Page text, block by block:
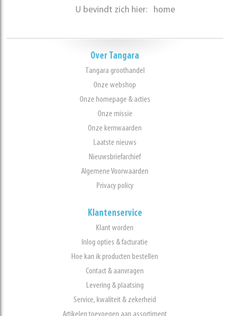
U bevindt zich hier: home
Over Tangara
Tangara groothandel
Onze webshop
Onze homepage & acties
Onze missie
Onze kernwaarden
Laatste nieuws
Nieuwsbriefarchief
Algemene Voorwaarden
Privacy policy
Klantenservice
Klant worden
Inlog opties & facturatie
Hoe kan ik producten bestellen
Contact & aanvragen
Levering & plaatsing
Service, kwaliteit & zekerheid